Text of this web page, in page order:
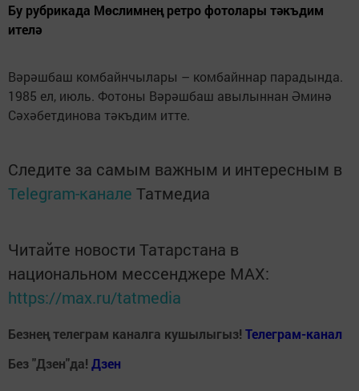
Бу рубрикада Мөслимнең ретро фотолары тәкъдим
ителә
Вәрәшбаш комбайнчылары – комбайннар парадында.
1985 ел, июль. Фотоны Вәрәшбаш авылыннан Әминә
Сәхәбетдинова тәкъдим итте.
Следите за самым важным и интересным в
Telegram-канале Татмедиа
Читайте новости Татарстана в
национальном мессенджере MАХ:
https://max.ru/tatmedia
Безнең телеграм каналга кушылыгыз! Телеграм-канал
Без "Дзен"да! Дзен